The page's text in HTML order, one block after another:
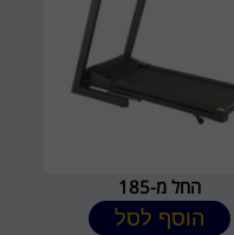
החל מ-185
הוסף לסל